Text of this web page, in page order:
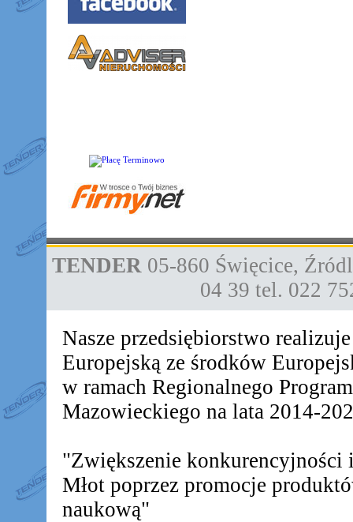
TENDER 05-860 Święcice,
04 39 tel. 022
Nasze przedsiębiorstwo
Europejską ze środków
w ramach Regionalnego
Mazowieckiego na lata 2014-
"Zwiększenie
Młot poprzez promocje
naukową"